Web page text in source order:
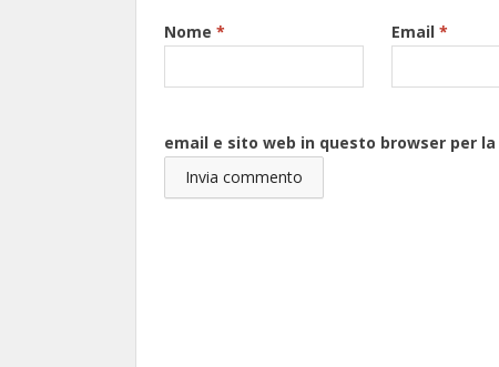
Nome * Email *
email e sito web in questo browser per